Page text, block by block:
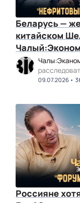
Беларусь —
китайском
09.07.2026
Россияне